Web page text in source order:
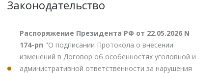
Законодательство
Распоряжение Президента РФ от 22.05.2026 N
174-рп "О подписании Протокола о внесении
изменений в Договор об особенностях уголовной и
административной ответственности за нарушения